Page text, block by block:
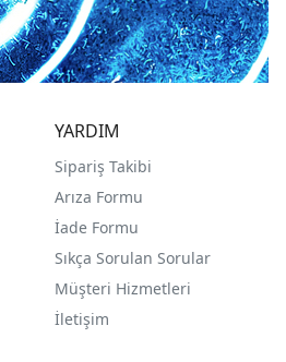
YARDIM
Sipariş Takibi
Arıza Formu
İade Formu
Sıkça Sorulan Sorular
Müşteri Hizmetleri
İletişim